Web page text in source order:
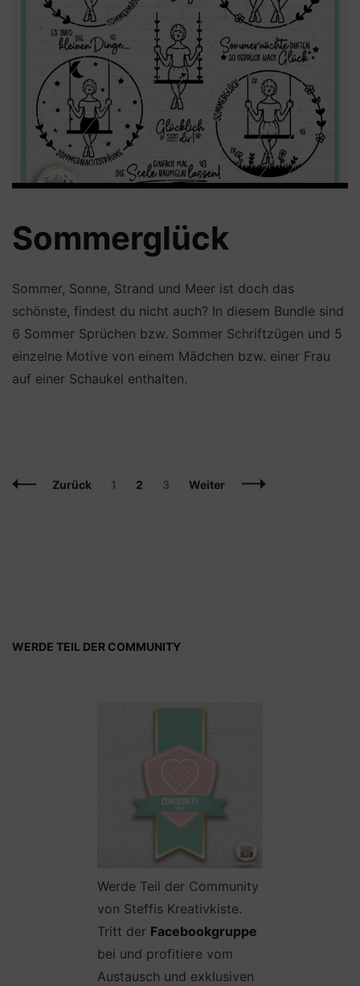
Sommerglück
Sommer, Sonne, Strand und Meer ist doch das
schönste, findest du nicht auch? In diesem Bundle sind
6 Sommer Sprüchen bzw. Sommer Schriftzügen und 5
einzelne Motive von einem Mädchen bzw. einer Frau
auf einer Schaukel enthalten.
Beitragsnavigation
Zurück Seite
1 Seite
2 Seite
3 Weiter
WERDE TEIL DER COMMUNITY
Werde Teil der Community
von Steffis Kreativkiste.
Tritt der Facebookgruppe
bei und profitiere vom
Austausch und exklusiven